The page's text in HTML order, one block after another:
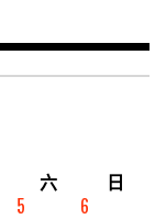
六
日
5
6